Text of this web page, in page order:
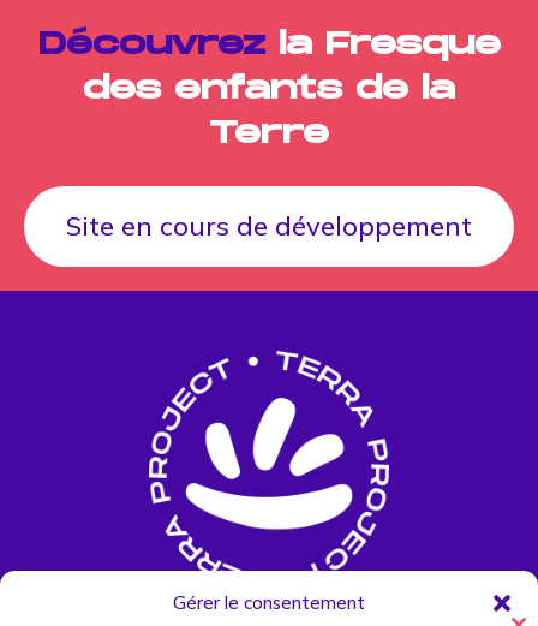
Gérer le consentement
Découvrez la Fresque
des enfants de la
Terre
Site en cours de développement